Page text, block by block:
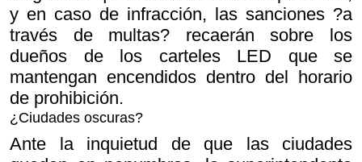
y en caso de infracción, las sanciones ?a
través de multas? recaerán sobre los
dueños de los carteles LED que se
mantengan encendidos dentro del horario
de prohibición.
¿Ciudades oscuras?
Ante la inquietud de que las ciudades